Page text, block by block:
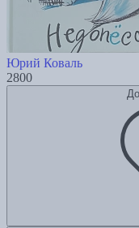
Юрий Коваль
2800